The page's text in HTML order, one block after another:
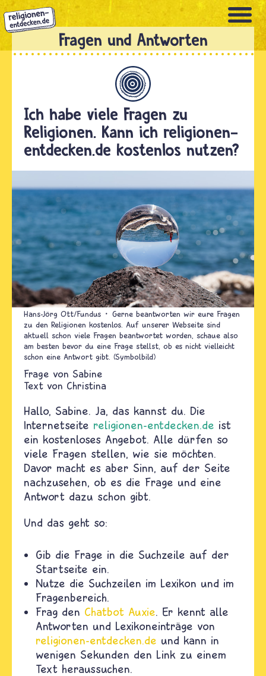
Direkt
zum
Inhalt
Ich habe viele Fragen zu
Religionen. Kann ich religionen-
entdecken.de kostenlos nutzen?
Hans-Jörg Ott/Fundus
Gerne beantworten wir eure Fragen
zu den Religionen kostenlos. Auf unserer Webseite sind
aktuell schon viele Fragen beantwortet worden, schaue also
am besten bevor du eine Frage stellst, ob es nicht vielleicht
schon eine Antwort gibt. (Symbolbild)
Sabine
Text von Christina
Hallo, Sabine. Ja, das kannst du. Die
Internetseite religionen-entdecken.de ist
ein kostenloses Angebot. Alle dürfen so
viele Fragen stellen, wie sie möchten.
Davor macht es aber Sinn, auf der Seite
nachzusehen, ob es die Frage und eine
Antwort dazu schon gibt.
Und das geht so:
Gib die Frage in die Suchzeile auf der
Startseite ein.
Nutze die Suchzeilen im Lexikon und im
Fragenbereich.
Frag den Chatbot Auxie. Er kennt alle
Antworten und Lexikoneinträge von
religionen-entdecken.de und kann in
wenigen Sekunden den Link zu einem
Text heraussuchen.